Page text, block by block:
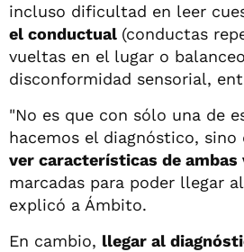
incluso dificultad en leer
el conductual (conductas
vueltas en el lugar o
disconformidad sensorial,
"No es que con sólo una de
hacemos el diagnóstico, sino
ver características de ambas
marcadas para poder llegar
explicó a Ámbito.
En cambio, llegar al